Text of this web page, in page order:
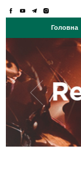
Головна